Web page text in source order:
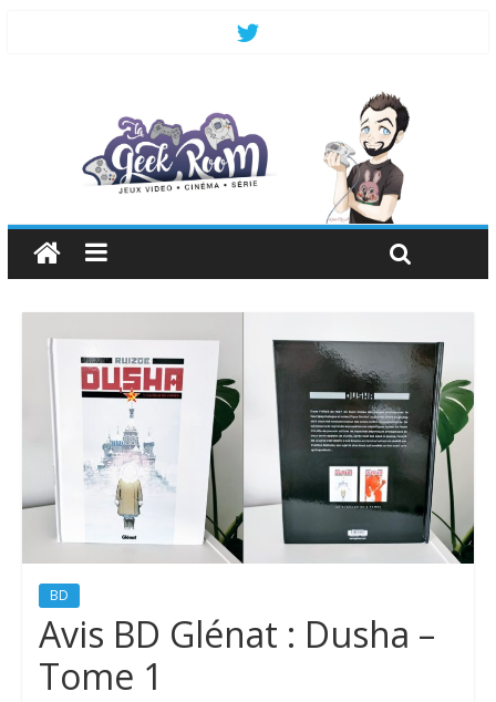
BD
Avis BD Glénat : Dusha –
Tome 1